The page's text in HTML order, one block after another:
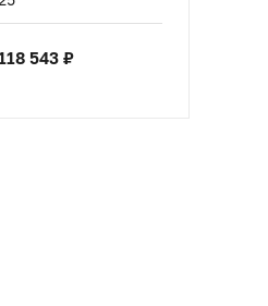
543 ₽